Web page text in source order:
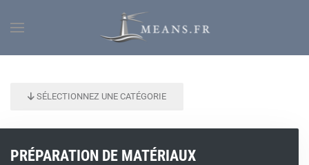
SÉLECTIONNEZ UNE CATÉGORIE
PRÉPARATION DE MATÉRIAUX